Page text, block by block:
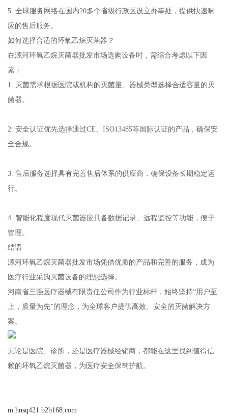
5. 全球服务网络在国内20多个省级行政区设立办事处，提供快速响
应的售后服务。
如何选择合适的环氧乙烷灭菌器？
在漯河环氧乙烷灭菌器批发市场选购设备时，需综合考虑以下因
素：
1. 灭菌需求根据医院或机构的灭菌量、器械类型选择合适容量的灭
菌器。
2. 安全认证优先选择通过CE、ISO13485等国际认证的产品，确保安
全合规。
3. 售后服务选择具有完善售后体系的供应商，确保设备长期稳定运
行。
4. 智能化程度现代灭菌器应具备数据记录、远程监控等功能，便于
管理。
结语
漯河环氧乙烷灭菌器批发市场凭借优质的产品和完善的服务，成为
医疗行业采购灭菌设备的理想选择。
河南省三强医疗器械有限责任公司作为行业标杆，始终坚持“用户至
上，质量为先”的理念，为全球客户提供高效、安全的灭菌解决方
案。
无论是医院、诊所，还是医疗器械经销商，都能在这里找到值得信
赖的环氧乙烷灭菌器，为医疗安全保驾护航。
m.hnsq421.b2b168.com